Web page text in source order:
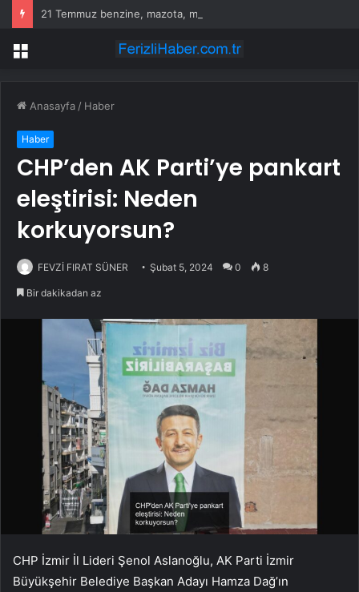
Menü
Anasayfa / Haber
Haber
CHP’den AK Parti’ye pankart
eleştirisi: Neden
korkuyorsun?
FEVZİ FIRAT SÜNER Şubat 5, 2024 0 8
Bir dakikadan az
CHP İzmir İl Lideri Şenol Aslanoğlu, AK Parti İzmir
Büyükşehir Belediye Başkan Adayı Hamza Dağ’ın